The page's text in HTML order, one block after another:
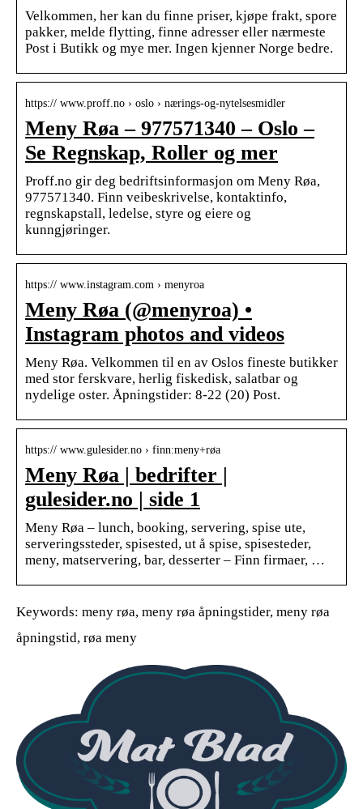
Velkommen, her kan du finne priser, kjøpe frakt, spore
pakker, melde flytting, finne adresser eller nærmeste
Post i Butikk og mye mer. Ingen kjenner Norge bedre.
https:// www.proff.no › oslo › nærings-og-nytelsesmidler
Meny Røa – 977571340 – Oslo –
Se Regnskap, Roller og mer
Proff.no gir deg bedriftsinformasjon om Meny Røa,
977571340. Finn veibeskrivelse, kontaktinfo,
regnskapstall, ledelse, styre og eiere og
kunngjøringer.
https:// www.instagram.com › menyroa
Meny Røa (@menyroa) •
Instagram photos and videos
Meny Røa. Velkommen til en av Oslos fineste butikker
med stor ferskvare, herlig fiskedisk, salatbar og
nydelige oster. Åpningstider: 8-22 (20) Post.
https:// www.gulesider.no › finn:meny+røa
Meny Røa | bedrifter |
gulesider.no | side 1
Meny Røa – lunch, booking, servering, spise ute,
serveringssteder, spisested, ut å spise, spisesteder,
meny, matservering, bar, desserter – Finn firmaer, …
Keywords: meny røa, meny røa åpningstider, meny røa
åpningstid, røa meny